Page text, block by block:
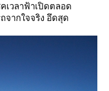
เวลาฟ้าเปิดตลอด
ากใจจริง อึดสุด